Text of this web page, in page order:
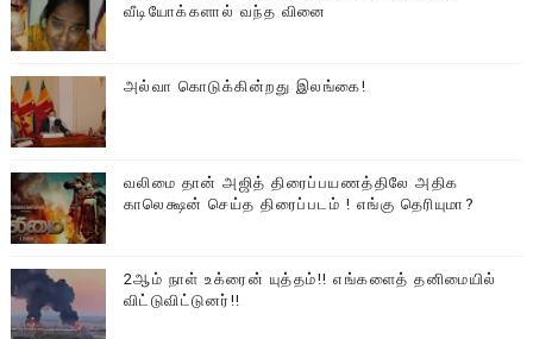
வீடியோக்களால் வந்த வினை
அல்வா கொடுக்கின்றது இலங்கை!
வலிமை தான் அஜித் திரைப்பயணத்திலே அதிக
காலெக்ஷன் செய்த திரைப்படம் ! எங்கு தெரியுமா?
2ஆம் நாள் உக்ரைன் யுத்தம்!! எங்களைத் தனிமையில்
விட்டுவிட்டுனர்!!